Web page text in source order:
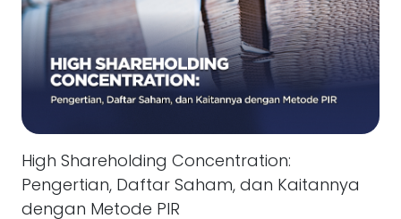
High Shareholding Concentration:
Pengertian, Daftar Saham, dan Kaitannya
dengan Metode PIR